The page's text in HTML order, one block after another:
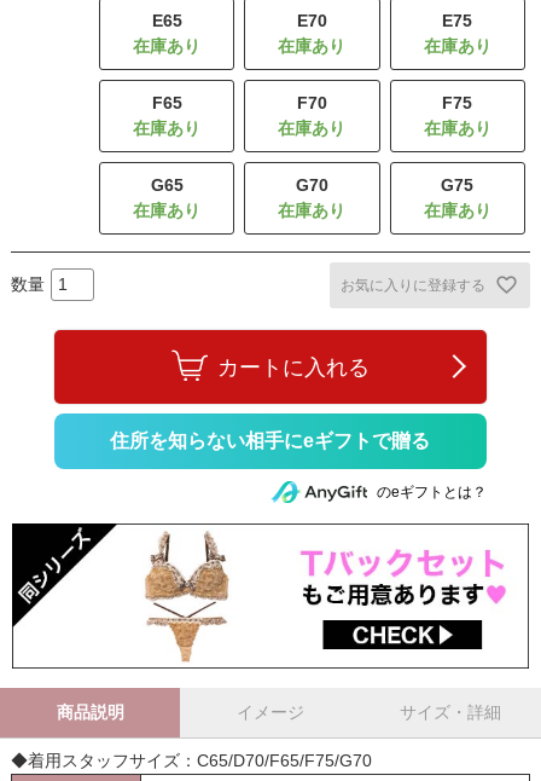
E65 E70 E75
F65 F70 F75
G65 G70 G75
お気に入りに登録する
カートに入れる
住所を知らない相手にeギフトで贈る
のeギフトとは？
商品説明 イメージ サイズ・詳細
◆着用スタッフサイズ：C65/D70/F65/F75/G70